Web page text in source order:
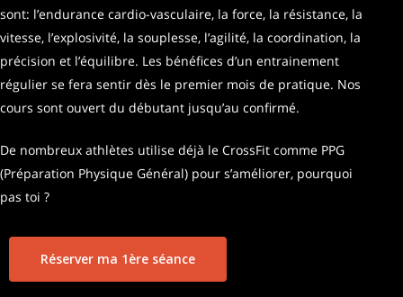
sont: l’endurance cardio-vasculaire, la force, la résistance, la
vitesse, l’explosivité, la souplesse, l’agilité, la coordination, la
précision et l’équilibre. Les bénéfices d’un entrainement
régulier se fera sentir dès le premier mois de pratique. Nos
cours sont ouvert du débutant jusqu’au confirmé.
De nombreux athlètes utilise déjà le CrossFit comme PPG
(Préparation Physique Général) pour s’améliorer, pourquoi
pas toi ?
Réserver ma 1ère séance